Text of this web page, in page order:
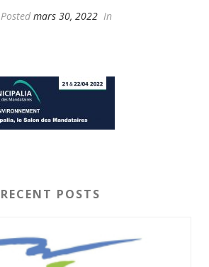
Posted mars 30, 2022 In
RECENT POSTS